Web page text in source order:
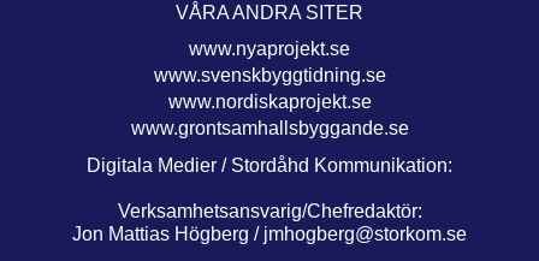
VÅRA ANDRA SITER
www.nyaprojekt.se
www.svenskbyggtidning.se
www.nordiskaprojekt.se
www.grontsamhallsbyggande.se
Digitala Medier / Stordåhd Kommunikation:
Verksamhetsansvarig/Chefredaktör:
Jon Mattias Högberg / jmhogberg@storkom.se